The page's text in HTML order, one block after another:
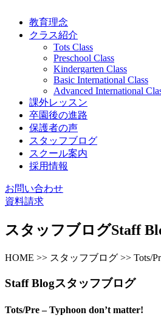
教育理念
クラス紹介
Tots Class
Preschool Class
Kindergarten Class
Basic International Class
Advanced International
課外レッスン
卒園後の進路
保護者の声
スタッフブログ
スクール案内
採用情報
お問い合わせ
資料請求
スタッフブログStaff
HOME >> スタッフブログ >> Tots/
Staff Blogスタッフブログ
Tots/Pre – Typhoon don’t matter!